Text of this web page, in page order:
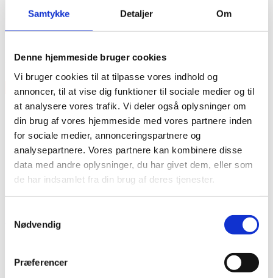
Samtykke Detaljer Om
Denne hjemmeside bruger cookies
Vi bruger cookies til at tilpasse vores indhold og
annoncer, til at vise dig funktioner til sociale medier og til
at analysere vores trafik. Vi deler også oplysninger om
din brug af vores hjemmeside med vores partnere inden
for sociale medier, annonceringspartnere og
analysepartnere. Vores partnere kan kombinere disse
data med andre oplysninger, du har givet dem, eller som
de har indsamlet fra din brug af deres tjenester.
Nødvendig
Præferencer
Dry & Warm
Vare lagt i kurv
Shop videre Til kurv